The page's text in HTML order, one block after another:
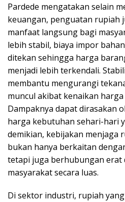
Pardede mengatakan selain
keuangan, penguatan rupiah
manfaat langsung bagi
lebih stabil, biaya impor
ditekan sehingga harga
menjadi lebih terkendali.
membantu mengurangi
muncul akibat kenaikan
Dampaknya dapat dirasakan
harga kebutuhan sehari-hari
demikian, kebijakan menjaga
bukan hanya berkaitan
tetapi juga berhubungan erat
masyarakat secara luas.
Di sektor industri, rupiah